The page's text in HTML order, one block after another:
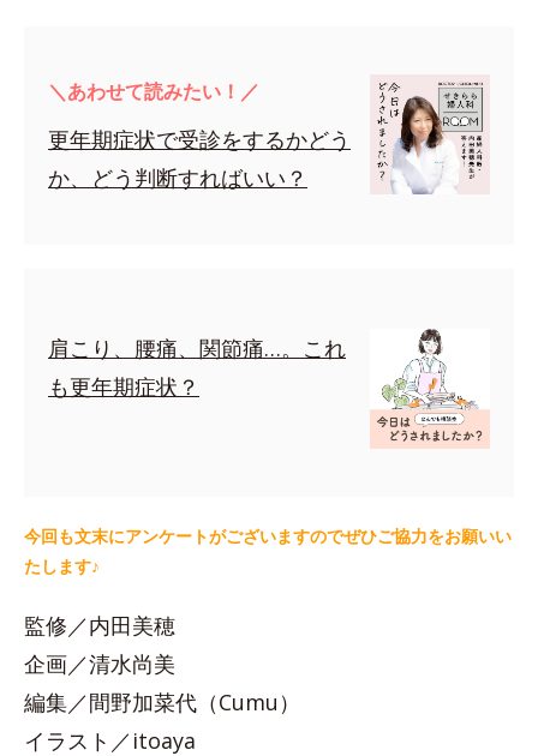
＼あわせて読みたい！／
更年期症状で受診をするかどう
か、どう判断すればいい？
肩こり、腰痛、関節痛…。これ
も更年期症状？
今回も文末にアンケートがございますのでぜひご協力をお願いい
たします♪
監修／内田美穂
企画／清水尚美
編集／間野加菜代（Cumu）
イラスト／itoaya